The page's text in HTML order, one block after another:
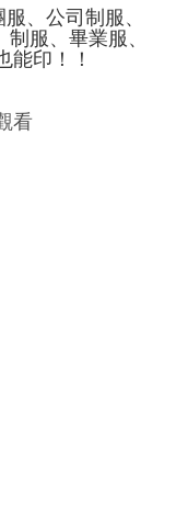
、公司制服、
服、畢業服、
能印！！
看